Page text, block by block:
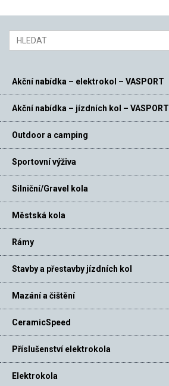
Akční nabídka – elektrokol – VASPORT
Akční nabídka – jízdních kol – VASPORT
Outdoor a camping
Sportovní výživa
Silniční/Gravel kola
Městská kola
Rámy
Stavby a přestavby jízdních kol
Mazání a čištění
CeramicSpeed
Příslušenství elektrokola
Elektrokola